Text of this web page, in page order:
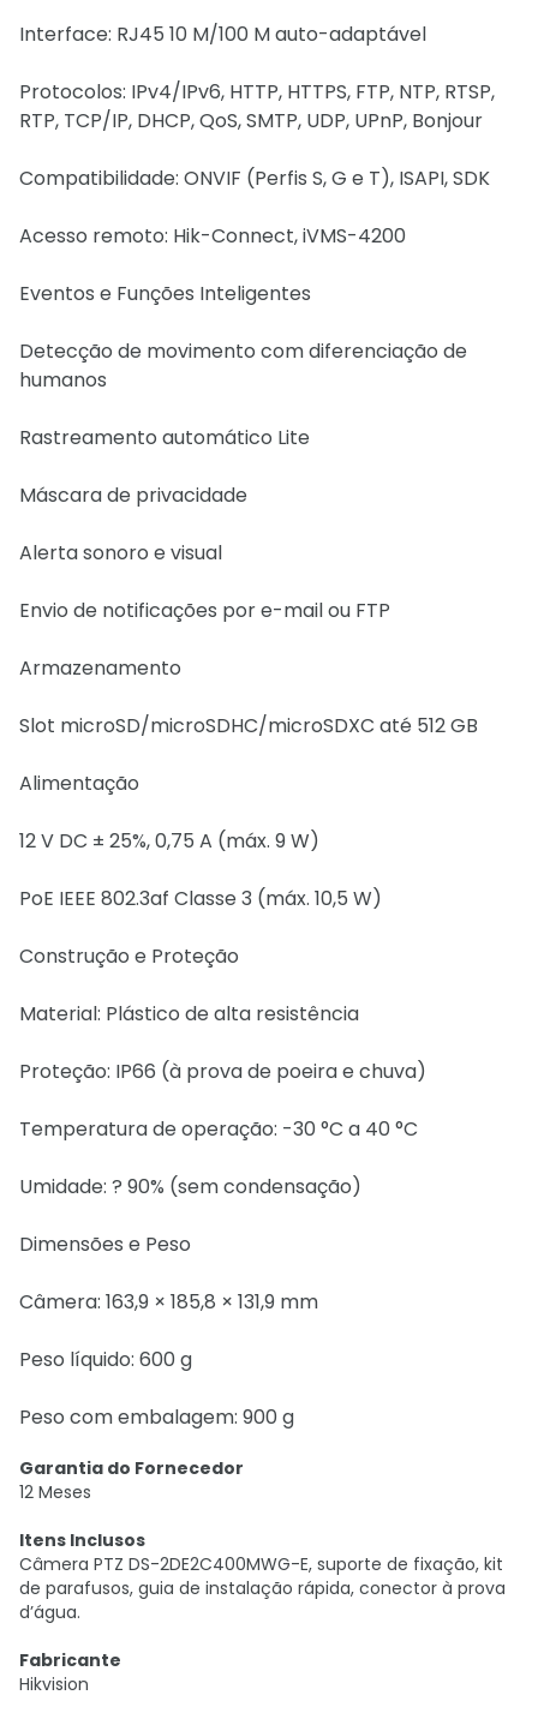
Interface: RJ45 10 M/100 M auto-adaptável
Protocolos: IPv4/IPv6, HTTP, HTTPS, FTP, NTP, RTSP,
RTP, TCP/IP, DHCP, QoS, SMTP, UDP, UPnP, Bonjour
Compatibilidade: ONVIF (Perfis S, G e T), ISAPI, SDK
Acesso remoto: Hik-Connect, iVMS-4200
Eventos e Funções Inteligentes
Detecção de movimento com diferenciação de
humanos
Rastreamento automático Lite
Máscara de privacidade
Alerta sonoro e visual
Envio de notificações por e-mail ou FTP
Armazenamento
Slot microSD/microSDHC/microSDXC até 512 GB
Alimentação
12 V DC ± 25%, 0,75 A (máx. 9 W)
PoE IEEE 802.3af Classe 3 (máx. 10,5 W)
Construção e Proteção
Material: Plástico de alta resistência
Proteção: IP66 (à prova de poeira e chuva)
Temperatura de operação: -30 °C a 40 °C
Umidade: ? 90% (sem condensação)
Dimensões e Peso
Câmera: 163,9 × 185,8 × 131,9 mm
Peso líquido: 600 g
Peso com embalagem: 900 g
Garantia do Fornecedor
12 Meses
Itens Inclusos
Câmera PTZ DS-2DE2C400MWG-E, suporte de fixação, kit
de parafusos, guia de instalação rápida, conector à prova
d’água.
Fabricante
Hikvision